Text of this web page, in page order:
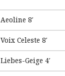
Aeoline 8′
Voix Celeste 8′
Liebes-Geige 4′